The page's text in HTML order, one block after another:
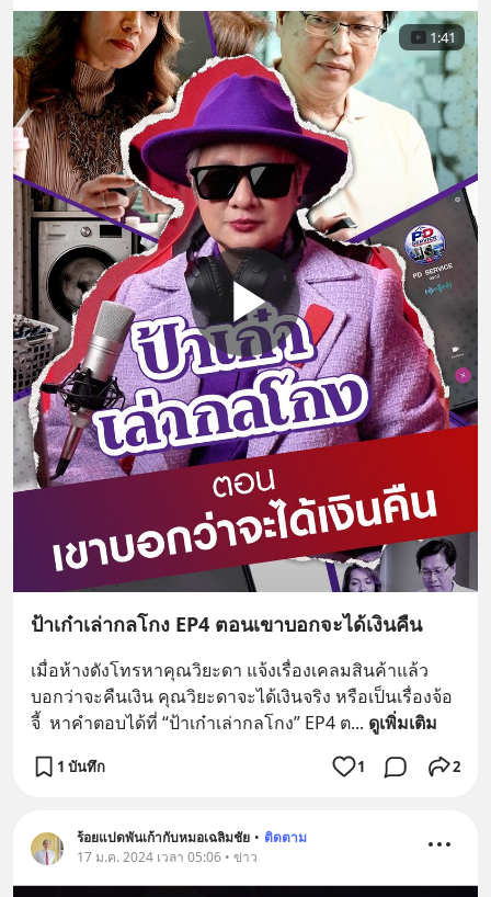
1:41
ป้าเก๋าเล่ากลโกง EP4 ตอนเขาบอกจะได้เงินคืน
เมื่อห้างดังโทรหาคุณวิยะดา แจ้งเรื่องเคลมสินค้าแล้ว
บอกว่าจะคืนเงิน คุณวิยะดาจะได้เงินจริง หรือเป็นเรื่องจ้อ
จี้  หาคำตอบได้ที่ “ป้าเก๋าเล่ากลโกง” EP4 ต... ดูเพิ่มเติม
1 บันทึก 1 2
ร้อยแปดพันเก้ากับหมอเฉลิมชัย • ติดตาม
17 ม.ค. 2024 เวลา 05:06 • ข่าว